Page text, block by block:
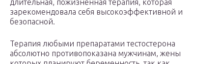
длительная, пожизненная терапия, которая
зарекомендовала себя высокоэффективной и
безопасной.
Терапия любыми препаратами тестостерона
абсолютно противопоказана мужчинам, жены